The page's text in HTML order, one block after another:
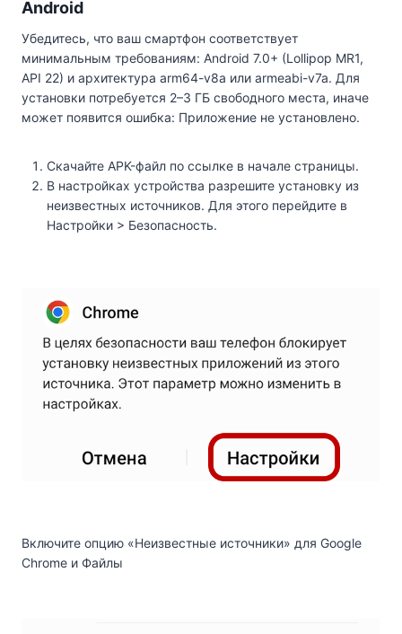
Android
Убедитесь, что ваш смартфон соответствует
минимальным требованиям: Android 7.0+ (Lollipop MR1,
API 22) и архитектура arm64-v8a или armeabi-v7a. Для
установки потребуется 2–3 ГБ свободного места, иначе
может появится ошибка: Приложение не установлено.
Скачайте APK-файл по ссылке в начале страницы.
В настройках устройства разрешите установку из
неизвестных источников. Для этого перейдите в
Настройки > Безопасность.
Включите опцию «Неизвестные источники» для Google
Chrome и Файлы